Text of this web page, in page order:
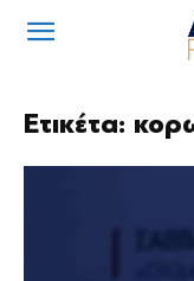
Ετικέτα: